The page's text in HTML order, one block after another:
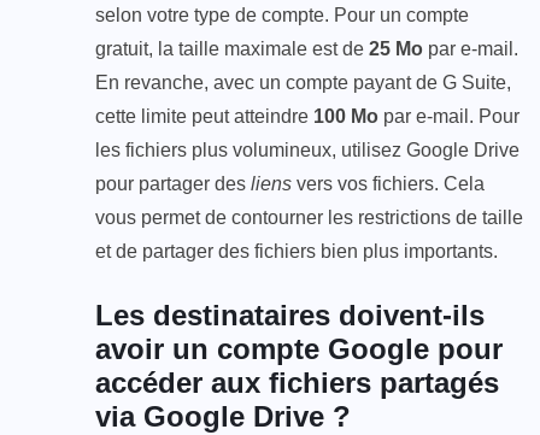
selon votre type de compte. Pour un compte
gratuit, la taille maximale est de 25 Mo par e-mail.
En revanche, avec un compte payant de G Suite,
cette limite peut atteindre 100 Mo par e-mail. Pour
les fichiers plus volumineux, utilisez Google Drive
pour partager des liens vers vos fichiers. Cela
vous permet de contourner les restrictions de taille
et de partager des fichiers bien plus importants.
Les destinataires doivent-ils
avoir un compte Google pour
accéder aux fichiers partagés
via Google Drive ?